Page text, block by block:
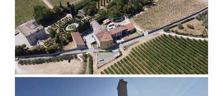
Mercato del Carmine, Lucca